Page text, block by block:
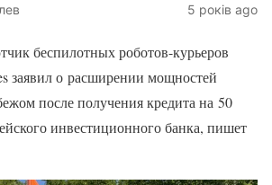
5 років ago
беспилотных роботов-курьеров
заявил о расширении мощностей
после получения кредита на 50
инвестиционного банка, пишет